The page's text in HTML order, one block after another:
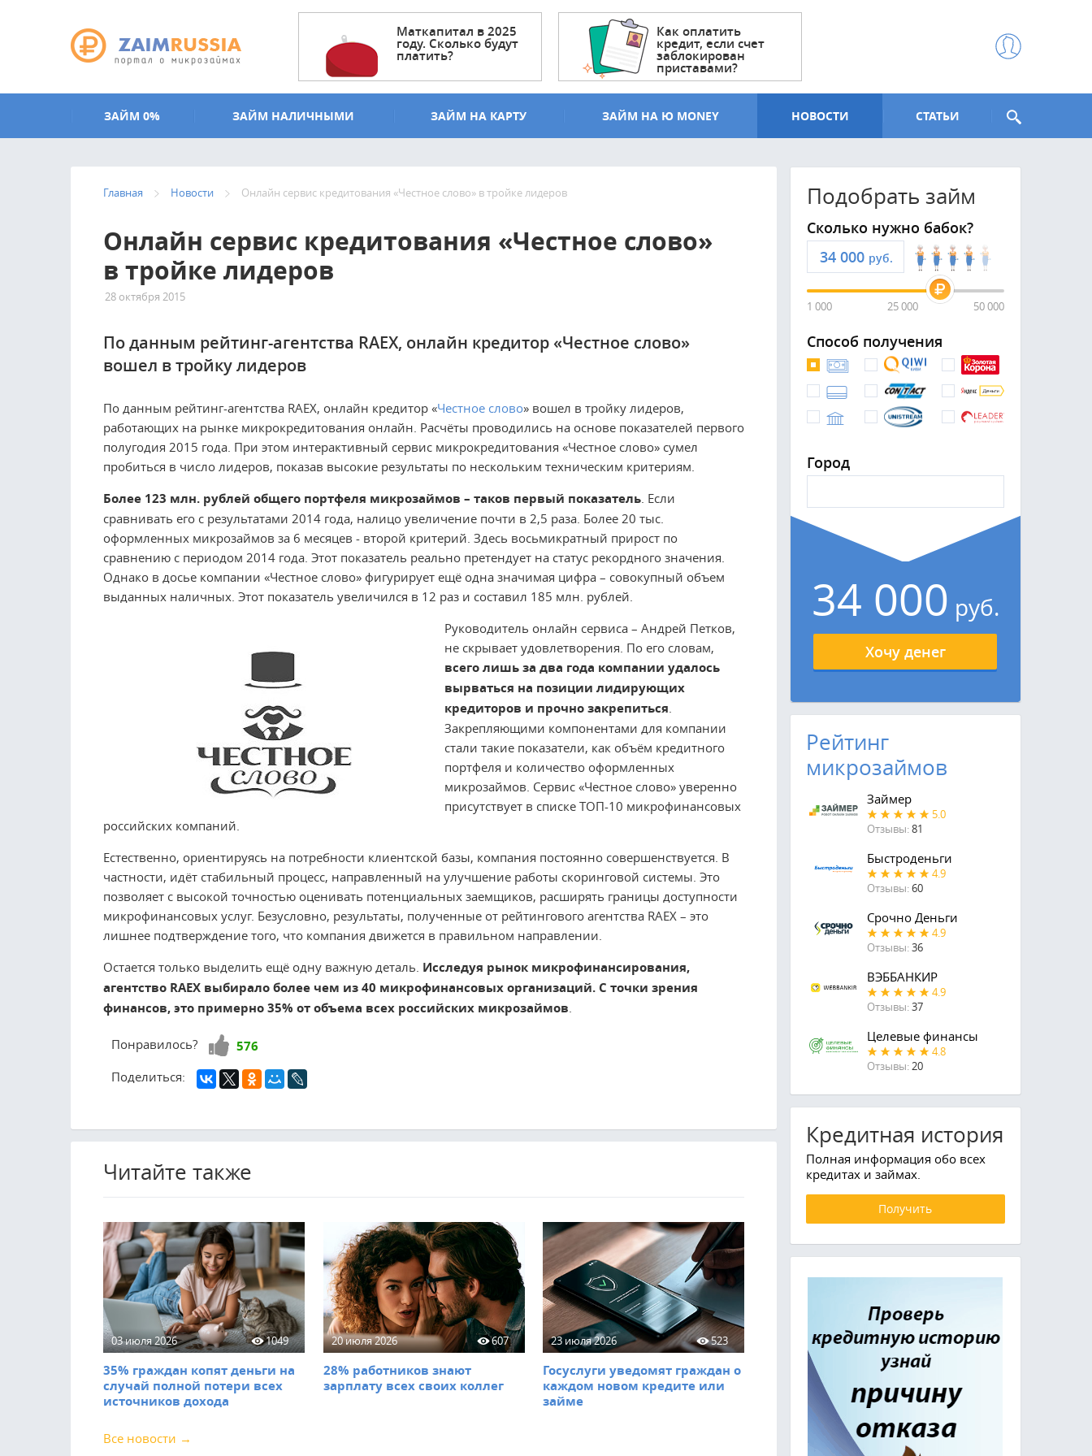
Маткапитал в 2025
году. Сколько будут
платить?
Как оплатить
кредит, если счет
заблокирован
приставами?
ЗАЙМ 0% ЗАЙМ НАЛИЧНЫМИ ЗАЙМ НА КАРТУ ЗАЙМ НА Ю MONEY НОВОСТИ СТАТЬИ
Главная Новости Онлайн сервис кредитования «Честное слово» в тройке лидеров
Онлайн сервис кредитования «Честное слово»
в тройке лидеров
28 октября 2015
По данным рейтинг-агентства RAEX, онлайн кредитор «Честное слово»
вошел в тройку лидеров
По данным рейтинг-агентства RAEX, онлайн кредитор «Честное слово» вошел в тройку лидеров,
работающих на рынке микрокредитования онлайн. Расчёты проводились на основе показателей первого
полугодия 2015 года. При этом интерактивный сервис микрокредитования «Честное слово» сумел
пробиться в число лидеров, показав высокие результаты по нескольким техническим критериям.
Более 123 млн. рублей общего портфеля микрозаймов – таков первый показатель. Если
сравнивать его с результатами 2014 года, налицо увеличение почти в 2,5 раза. Более 20 тыс.
оформленных микрозаймов за 6 месяцев - второй критерий. Здесь восьмикратный прирост по
сравнению с периодом 2014 года. Этот показатель реально претендует на статус рекордного значения.
Однако в досье компании «Честное слово» фигурирует ещё одна значимая цифра – совокупный объем
выданных наличных. Этот показатель увеличился в 12 раз и составил 185 млн. рублей.
Руководитель онлайн сервиса – Андрей Петков,
не скрывает удовлетворения. По его словам,
всего лишь за два года компании удалось
вырваться на позиции лидирующих
кредиторов и прочно закрепиться.
Закрепляющими компонентами для компании
стали такие показатели, как объём кредитного
портфеля и количество оформленных
микрозаймов. Сервис «Честное слово» уверенно
присутствует в списке ТОП-10 микрофинансовых
российских компаний.
Естественно, ориентируясь на потребности клиентской базы, компания постоянно совершенствуется. В
частности, идёт стабильный процесс, направленный на улучшение работы скоринговой системы. Это
позволяет с высокой точностью оценивать потенциальных заемщиков, расширять границы доступности
микрофинансовых услуг. Безусловно, результаты, полученные от рейтингового агентства RAEX – это
лишнее подтверждение того, что компания движется в правильном направлении.
Остается только выделить ещё одну важную деталь. Исследуя рынок микрофинансирования,
агентство RAEX выбирало более чем из 40 микрофинансовых организаций. С точки зрения
финансов, это примерно 35% от объема всех российских микрозаймов.
Понравилось? Нравится!
576
Поделиться:
Читайте также
03 июля 2026 1049
35% граждан копят деньги на
случай полной потери всех
источников дохода
20 июля 2026 607
28% работников знают
зарплату всех своих коллег
23 июля 2026 523
Госуслуги уведомят граждан о
каждом новом кредите или
займе
Все новости →
Подобрать займ
Сколько нужно бабок?
руб.
1 000 25 000 50 000
Способ получения
Город
34 000 руб.
Хочу денег
Рейтинг
микрозаймов
Займер
5.0
Отзывы:81
Быстроденьги
4.9
Отзывы:60
Срочно Деньги
4.9
Отзывы:36
ВЭББАНКИР
4.9
Отзывы:37
Целевые финансы
4.8
Отзывы:20
Кредитная история
Полная информация обо всех
кредитах и займах.
Получить